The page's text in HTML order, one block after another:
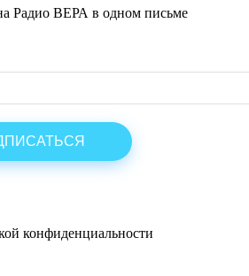
Радио ВЕРА в одном письме
конфиденциальности